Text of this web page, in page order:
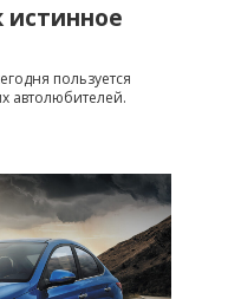
истинное
пользуется
автолюбителей.